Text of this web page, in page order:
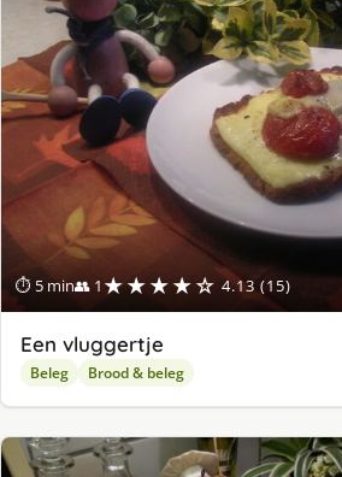
⏱ 5 min👥 1 ★★★★☆ 4.13 (15)
Een vluggertje
Beleg Brood & beleg